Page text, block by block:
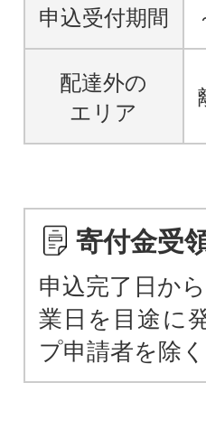
申込受付期間
配達外の
エリア
寄付金受
申込完了日か
業日を目途に
プ申請者を除く